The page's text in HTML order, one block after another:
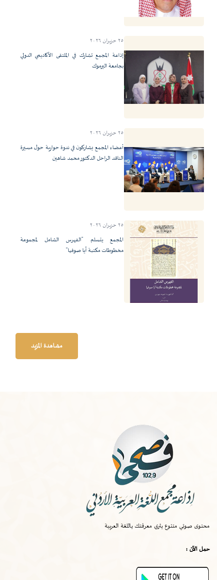
٢٥ حزيران ٢٠٢٦
إذاعة المجمع تشارك في الملتقى الأكاديمي الدولي
بجامعة اليرموك
٢٥ حزيران ٢٠٢٦
أعضاء المجمع يشاركون في ندوة حوارية حول مسيرة
الناقد الراحل الدكتور محمد شاهين
٢٥ حزيران ٢٠٢٦
المجمع يتسلم "الفهرس الشامل لمجموعة
مخطوطات مكتبة آيا صوفيا"
مشاهدة المزيد
محتوى صوتي متنوع يثري معرفتك باللغة العربية
حمل الآن :
الخميس-١٠:٠٠ ص
صواب
قصة اختراع